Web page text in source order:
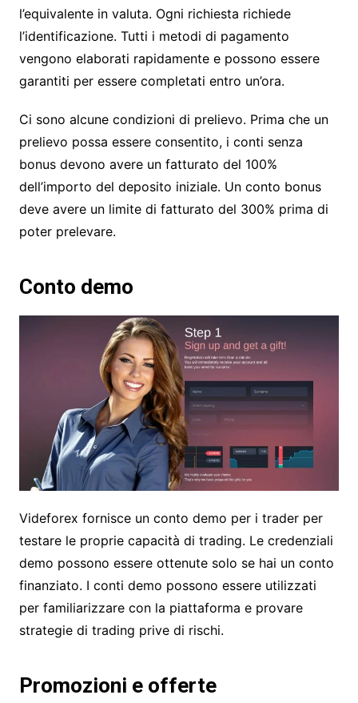
l’equivalente in valuta. Ogni richiesta richiede
l’identificazione. Tutti i metodi di pagamento
vengono elaborati rapidamente e possono essere
garantiti per essere completati entro un’ora.
Ci sono alcune condizioni di prelievo. Prima che un
prelievo possa essere consentito, i conti senza
bonus devono avere un fatturato del 100%
dell’importo del deposito iniziale. Un conto bonus
deve avere un limite di fatturato del 300% prima di
poter prelevare.
Conto demo
Videforex fornisce un conto demo per i trader per
testare le proprie capacità di trading. Le credenziali
demo possono essere ottenute solo se hai un conto
finanziato. I conti demo possono essere utilizzati
per familiarizzare con la piattaforma e provare
strategie di trading prive di rischi.
Promozioni e offerte